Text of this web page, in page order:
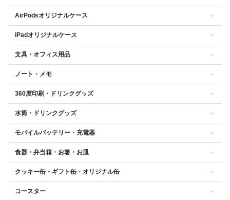
AirPodsオリジナルケース
iPadオリジナルケース
文具・オフィス用品
ノート・メモ
360度印刷・ドリンクグッズ
水筒・ドリンクグッズ
モバイルバッテリー・充電器
食器・弁当箱・お箸・お皿
クッキー缶・ギフト缶・オリジナル缶
コースター